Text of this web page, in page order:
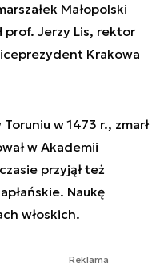
Małopolski
prof. Jerzy Lis, rektor
Krakowa
w 1473 r., zmarł
w Akademii
przyjął też
Naukę
włoskich.
Reklama